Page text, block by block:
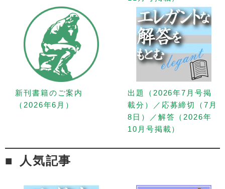
新刊書籍のご案内
（2026年6月）
出題（2026年7月号掲
載分）／応募締切（7月
8日）／解答（2026年
10月号掲載）
人気記事